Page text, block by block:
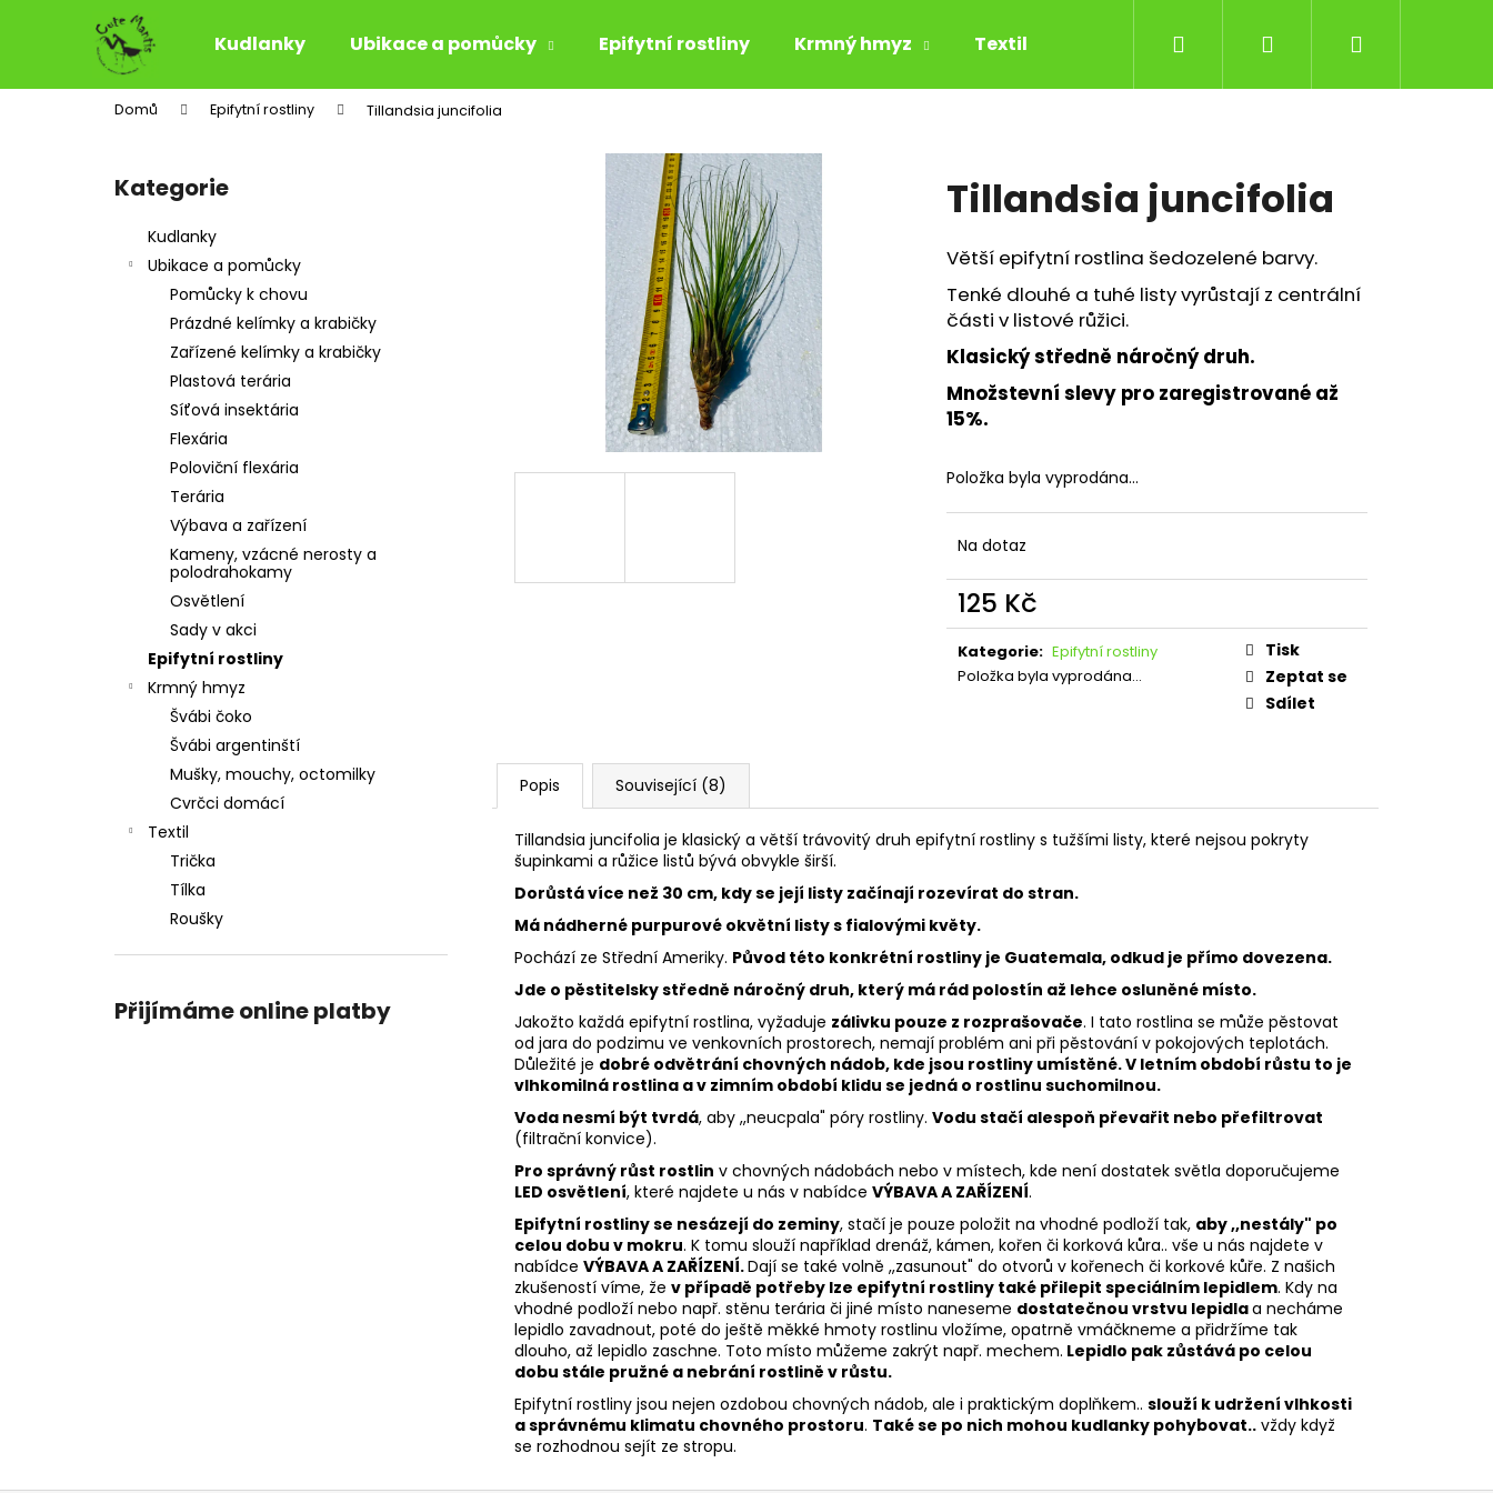
Kudlanky Ubikace a pomůcky Epifytní rostliny Krmný hmyz Textil Kontakty Důležité informace
Přihlášení
Domů Epifytní rostliny Tillandsia juncifolia
Přeskočit
kategorie
Kategorie
Kudlanky
Ubikace a pomůcky
Pomůcky k chovu
Prázdné kelímky a krabičky
Zařízené kelímky a krabičky
Plastová terária
Síťová insektária
Flexária
Poloviční flexária
Terária
Výbava a zařízení
Kameny, vzácné nerosty a
polodrahokamy
Osvětlení
Sady v akci
Epifytní rostliny
Krmný hmyz
Švábi čoko
Švábi argentinští
Mušky, mouchy, octomilky
Cvrčci domácí
Textil
Trička
Tílka
Roušky
Přijímáme online platby
Tillandsia juncifolia
Větší epifytní rostlina šedozelené barvy.
Tenké dlouhé a tuhé listy vyrůstají z centrální
části v listové růžici.
Klasický středně náročný druh.
Množstevní slevy pro zaregistrované až
15%.
Položka byla vyprodána…
Na dotaz
125 Kč
Měrná
cena:
Kategorie: Epifytní rostliny
Položka byla vyprodána…
Tisk
Zeptat se
Sdílet
Popis Související (8)
Tillandsia juncifolia je klasický a větší trávovitý druh epifytní rostliny s tužšími listy, které nejsou pokryty
šupinkami a růžice listů bývá obvykle širší.
Dorůstá více než 30 cm, kdy se její listy začínají rozevírat do stran.
Má nádherné purpurové okvětní listy s fialovými květy.
Pochází ze Střední Ameriky. Původ této konkrétní rostliny je Guatemala, odkud je přímo dovezena.
Jde o pěstitelsky středně náročný druh, který má rád polostín až lehce osluněné místo.
Jakožto každá epifytní rostlina, vyžaduje zálivku pouze z rozprašovače. I tato rostlina se může pěstovat
od jara do podzimu ve venkovních prostorech, nemají problém ani při pěstování v pokojových teplotách.
Důležité je dobré odvětrání chovných nádob, kde jsou rostliny umístěné. V letním období růstu to je
vlhkomilná rostlina a v zimním období klidu se jedná o rostlinu suchomilnou.
Voda nesmí být tvrdá, aby ,,neucpala" póry rostliny. Vodu stačí alespoň převařit nebo přefiltrovat
(filtrační konvice).
Pro správný růst rostlin v chovných nádobách nebo v místech, kde není dostatek světla doporučujeme
LED osvětlení, které najdete u nás v nabídce VÝBAVA A ZAŘÍZENÍ.
Epifytní rostliny se nesázejí do zeminy, stačí je pouze položit na vhodné podloží tak, aby ,,nestály" po
celou dobu v mokru. K tomu slouží například drenáž, kámen, kořen či korková kůra.. vše u nás najdete v
nabídce VÝBAVA A ZAŘÍZENÍ.Dají se také volně ,,zasunout" do otvorů v kořenech či korkové kůře. Z našich
zkušeností víme, že v případě potřeby lze epifytní rostliny také přilepit speciálním lepidlem. Kdy na
vhodné podloží nebo např. stěnu terária či jiné místo naneseme dostatečnou vrstvu lepidlaa necháme
lepidlo zavadnout, poté do ještě měkké hmoty rostlinu vložíme, opatrně vmáčkneme a přidržíme tak
dlouho, až lepidlo zaschne. Toto místo můžeme zakrýt např. mechem. Lepidlo pak zůstává po celou
dobu stále pružné a nebrání rostlině v růstu.
Epifytní rostliny jsou nejen ozdobou chovných nádob, ale i praktickým doplňkem.. slouží k udržení vlhkosti
a správnému klimatu chovného prostoru. Také se po nich mohou kudlanky pohybovat.. vždy když
se rozhodnou sejít ze stropu.
í
Zpět
do
obchodu
Zpět
do
obchodu
Doporučujeme
KELÍMEK 500 ML S OTVORY VE VÍČKU
60 Kč